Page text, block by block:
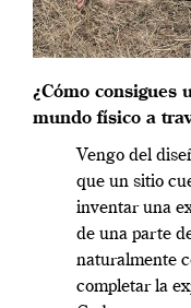
¿Cómo consigues
mundo físico a
Vengo del
que un sitio
inventar una
de una parte
naturalmente
completar la